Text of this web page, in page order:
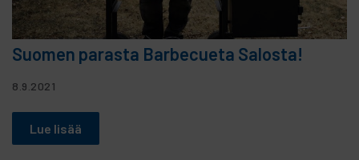
Suomen parasta Barbecueta Salosta!
8.9.2021
Lue lisää